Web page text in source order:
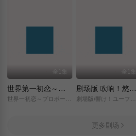
全1集
世界第一初恋～求婚篇～
全1集
剧场版 吹响！悠风号～想要传达的旋律～
更多剧场